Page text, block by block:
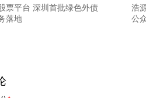
票平台 深圳首批绿色外债
落地
浩
公